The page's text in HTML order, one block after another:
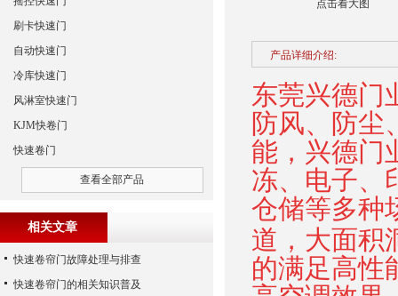
点击看大图
产品详细介绍:
东莞兴德门
防风、防尘
能，兴德门
冻、电子、
仓储等多种
道，大面积
的满足高性
刷卡快速门
自动快速门
冷库快速门
风淋室快速门
KJM快卷门
快速卷门
查看全部产品
相关文章
快速卷帘门故障处理与排查
快速卷帘门的相关知识普及